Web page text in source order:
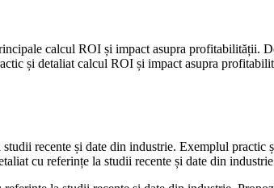
calcul ROI și impact asupra profitabilității.
și detaliat calcul ROI și impact asupra
recente și date din industrie. Exemplul practic
cu referințe la studii recente și date din